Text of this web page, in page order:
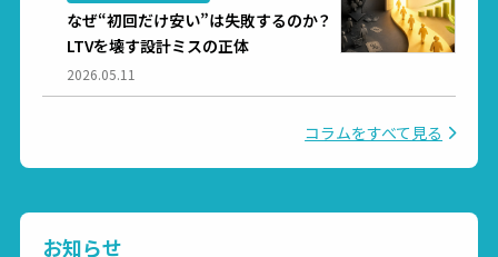
なぜ“初回だけ安い”は失敗するのか？
LTVを壊す設計ミスの正体
2026.05.11
コラムをすべて見る
お知らせ